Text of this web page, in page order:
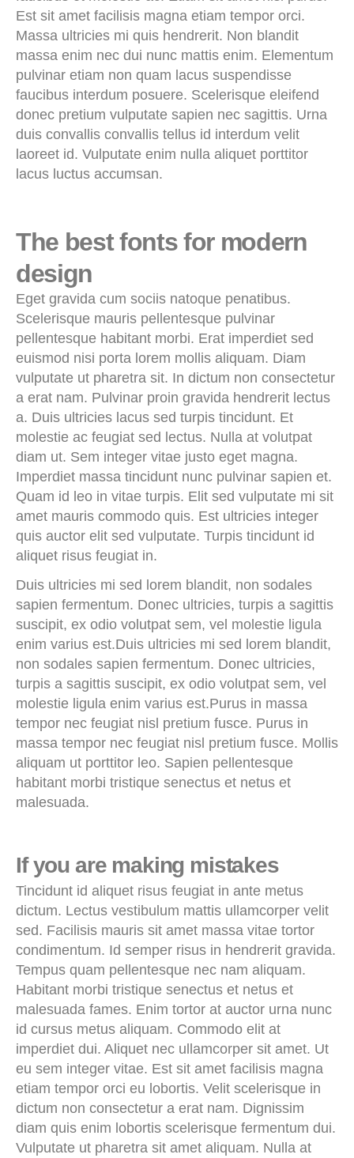
Est sit amet facilisis magna etiam tempor orci.
Massa ultricies mi quis hendrerit. Non blandit
massa enim nec dui nunc mattis enim. Elementum
pulvinar etiam non quam lacus suspendisse
faucibus interdum posuere. Scelerisque eleifend
donec pretium vulputate sapien nec sagittis. Urna
duis convallis convallis tellus id interdum velit
laoreet id. Vulputate enim nulla aliquet porttitor
lacus luctus accumsan.
The best fonts for modern
design
Eget gravida cum sociis natoque penatibus.
Scelerisque mauris pellentesque pulvinar
pellentesque habitant morbi. Erat imperdiet sed
euismod nisi porta lorem mollis aliquam. Diam
vulputate ut pharetra sit. In dictum non consectetur
a erat nam. Pulvinar proin gravida hendrerit lectus
a. Duis ultricies lacus sed turpis tincidunt. Et
molestie ac feugiat sed lectus. Nulla at volutpat
diam ut. Sem integer vitae justo eget magna.
Imperdiet massa tincidunt nunc pulvinar sapien et.
Quam id leo in vitae turpis. Elit sed vulputate mi sit
amet mauris commodo quis. Est ultricies integer
quis auctor elit sed vulputate. Turpis tincidunt id
aliquet risus feugiat in.
Duis ultricies mi sed lorem blandit, non sodales
sapien fermentum. Donec ultricies, turpis a sagittis
suscipit, ex odio volutpat sem, vel molestie ligula
enim varius est.Duis ultricies mi sed lorem blandit,
non sodales sapien fermentum. Donec ultricies,
turpis a sagittis suscipit, ex odio volutpat sem, vel
molestie ligula enim varius est.Purus in massa
tempor nec feugiat nisl pretium fusce. Purus in
massa tempor nec feugiat nisl pretium fusce. Mollis
aliquam ut porttitor leo. Sapien pellentesque
habitant morbi tristique senectus et netus et
malesuada.
If you are making mistakes
Tincidunt id aliquet risus feugiat in ante metus
dictum. Lectus vestibulum mattis ullamcorper velit
sed. Facilisis mauris sit amet massa vitae tortor
condimentum. Id semper risus in hendrerit gravida.
Tempus quam pellentesque nec nam aliquam.
Habitant morbi tristique senectus et netus et
malesuada fames. Enim tortor at auctor urna nunc
id cursus metus aliquam. Commodo elit at
imperdiet dui. Aliquet nec ullamcorper sit amet. Ut
eu sem integer vitae. Est sit amet facilisis magna
etiam tempor orci eu lobortis. Velit scelerisque in
dictum non consectetur a erat nam. Dignissim
diam quis enim lobortis scelerisque fermentum dui.
Vulputate ut pharetra sit amet aliquam. Nulla at